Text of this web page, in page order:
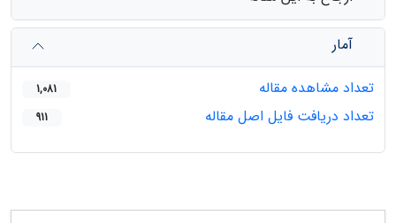
آمار
تعداد مشاهده مقاله
1,081
تعداد دریافت فایل اصل مقاله 911